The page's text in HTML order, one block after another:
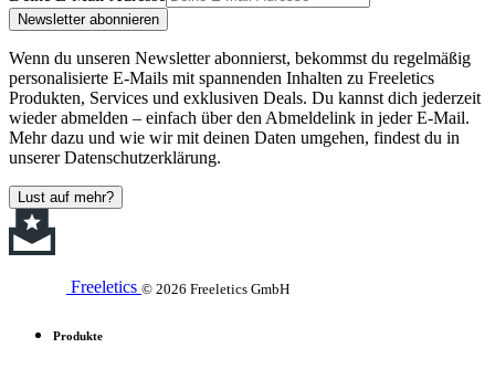
Newsletter abonnieren
Wenn du unseren Newsletter abonnierst, bekommst du regelmäßig
personalisierte E-Mails mit spannenden Inhalten zu Freeletics
Produkten, Services und exklusiven Deals. Du kannst dich jederzeit
wieder abmelden – einfach über den Abmeldelink in jeder E-Mail.
Mehr dazu und wie wir mit deinen Daten umgehen, findest du in
unserer Datenschutzerklärung.
Lust auf mehr?
Freeletics © 2026 Freeletics GmbH
Produkte